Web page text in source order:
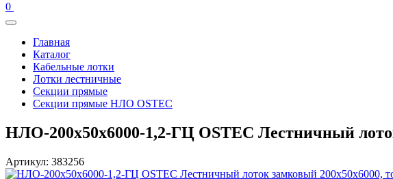
0
Главная
Каталог
Кабельные лотки
Лотки лестничные
Секции прямые
Секции прямые НЛО OSTEC
НЛО-200х50х6000-1,2-ГЦ OSTEC Лестничный
Артикул: 383256